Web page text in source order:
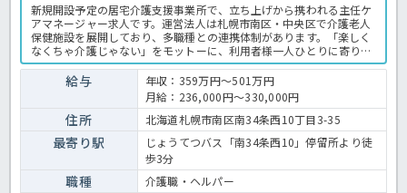
新規開設予定の居宅介護支援事業所で、立ち上げから携われる主任ケ
アマネージャー求人です。運営法人は札幌市南区・中央区で介護老人
保健施設を展開しており、多職種との連携体制があります。「楽しく
なくちゃ介護じゃない」をモットーに、利用者様一人ひとりに寄り添
うサービスを提供しています。職場の雰囲気や仕事内容について詳し
く知りたい方は、見学やご相談からでも歓迎しています。お気軽にお
問い合わせください。新しい事業所づくりに興味がある方や、これま
でのケアマネジメント経験を活かしてステップアップしたい方におす
すめです。介護支援専門員の業務全般です。〈介護支援専門員 正職
員 居宅支援事業所の求人〉
給与
年収：359万円～501万円
月給：236,000円～330,000円
住所 北海道札幌市南区南34条西10丁目3-35
最寄り駅
じょうてつバス「南34条西10」停留所より徒
歩3分
職種 介護職・ヘルパー